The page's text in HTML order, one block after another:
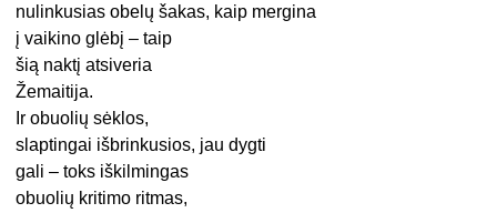
nulinkusias obelų šakas, kaip mergina
į vaikino glėbį – taip
šią naktį atsiveria
Žemaitija.
Ir obuolių sėklos,
slaptingai išbrinkusios, jau dygti
gali – toks iškilmingas
obuolių kritimo ritmas,